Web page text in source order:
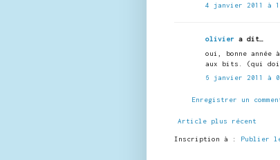
4 janvier 2011 à
olivier a dit…
oui, bonne année
aux bits. (qui
6 janvier 2011 à
Enregistrer un
Article plus récent
Inscription à : Publier